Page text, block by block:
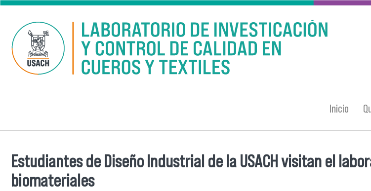
Pasar al contenido principal
Inicio
Se encuentra usted aquí
Estudiantes de Diseño Industrial de la USACH visitan el
biomateriales